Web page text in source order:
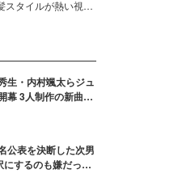
スタイルが熱い視線
ものの美しさ”に改
人が増えている様
そんな憧れの艶やか
える、美容好きの
生・内村颯太らジュ
幕 3人制作の新曲＆
【ゲネプロレポ】
公表を決断した次男
するのも嫌だっ